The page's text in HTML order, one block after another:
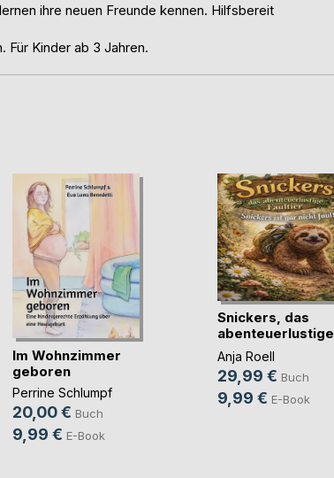
ihre neuen Freunde kennen. Hilfsbereit
Kinder ab 3 Jahren.
Im Wohnzimmer
geboren
Perrine Schlumpf
20,00 € Buch
9,99 € E-Book
Snickers, das
abenteuerlustige
Faultier
Anja Roell
29,99 € Buch
9,99 € E-Book